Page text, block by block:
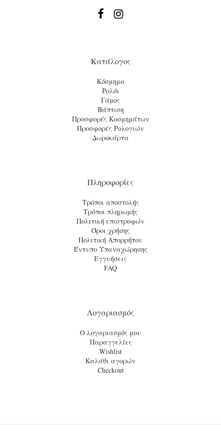
 
Κατάλογος
Κόσμημα
Ρολόι
Γάμος
Βάπτιση
Προσφορές Κοσμημάτων
Προσφορές Ρολογιών
Δωροκάρτα
Πληροφορίες
Τρόποι αποστολής
Τρόποι πληρωμής
Πολιτική επιστροφών
Όροι χρήσης
Πολιτική Απορρήτου
Έντυπο Υπαναχώρησης
Εγγυήσεις
FAQ
Λογαριασμός
Ο λογαριασμός μου
Παραγγελίες
Wishlist
Καλάθι αγορών
Checkout